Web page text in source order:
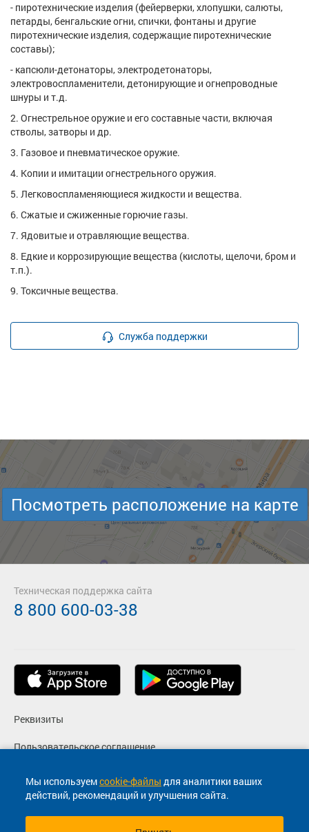
- пиротехнические изделия (фейерверки, хлопушки, салюты,
петарды, бенгальские огни, спички, фонтаны и другие
пиротехнические изделия, содержащие пиротехнические
составы);
- капсюли-детонаторы, электродетонаторы,
электровоспламенители, детонирующие и огнепроводные
шнуры и т.д.
2. Огнестрельное оружие и его составные части, включая
стволы, затворы и др.
3. Газовое и пневматическое оружие.
4. Копии и имитации огнестрельного оружия.
5. Легковоспламеняющиеся жидкости и вещества.
6. Сжатые и сжиженные горючие газы.
7. Ядовитые и отравляющие вещества.
8. Едкие и коррозирующие вещества (кислоты, щелочи, бром и
т.п.).
9. Токсичные вещества.
Служба поддержки
Мы используемcookie-файлы для аналитики ваших
действий, рекомендаций и улучшения сайта.
Посмотреть расположение на карте
Реквизиты
Пользовательское соглашение
Политика конфиденциальности
Согласие на маркетинговые сообщения
Техническая поддержка сайта
8 800 600-03-38